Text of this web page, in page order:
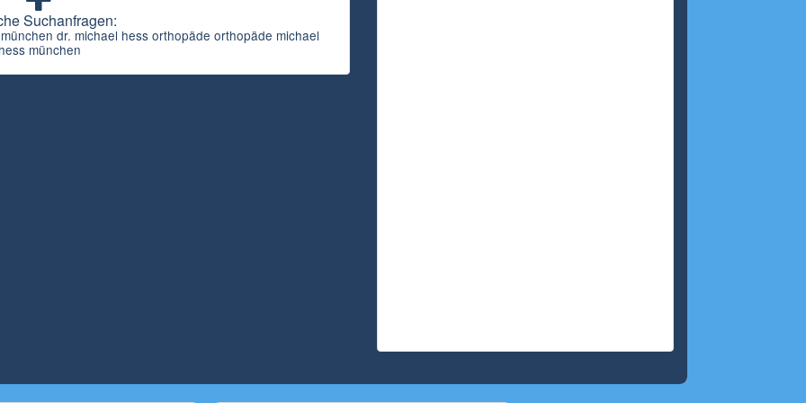
Suchanfragen:
dr. michael hess orthopäde orthopäde michael
münchen